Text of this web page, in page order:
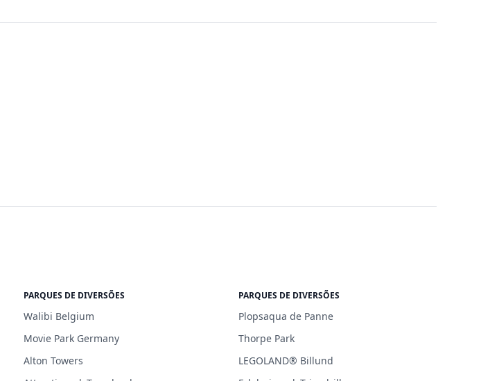
PARQUES DE DIVERSÕES
Walibi Belgium
Movie Park Germany
Alton Towers
PARQUES DE DIVERSÕES
Plopsaqua de Panne
Thorpe Park
LEGOLAND® Billund